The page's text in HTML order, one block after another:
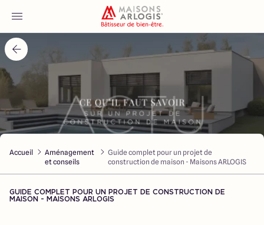
Accueil
Nos maisons
Nos annonces
Votre projet
Qui sommes-nous
Accueil
Aménagement
et conseils
Guide complet pour un projet de
construction de maison - Maisons ARLOGIS
GUIDE COMPLET POUR UN PROJET DE CONSTRUCTION DE
MAISON - MAISONS ARLOGIS